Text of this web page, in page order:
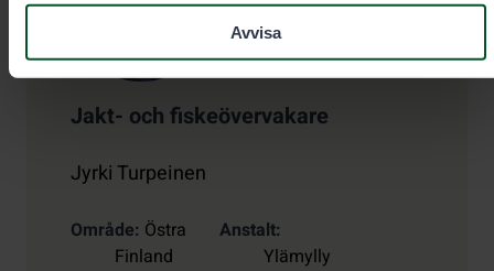
Avvisa
Jakt- och fiskeövervakare
Jyrki Turpeinen
Område Östra
Finland
Anstalt
Ylämylly